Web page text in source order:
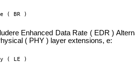
( BR )
Enhanced Data Rate ( EDR )
( PHY ) layer extensions, e:
( LE )